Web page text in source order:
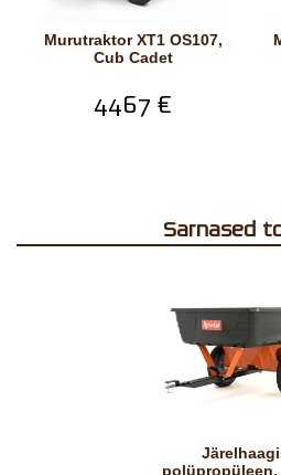
Murutraktor XT1 OS107,
Cub Cadet
4467 €
Sarnased
Järelhaagis,
polüpropüleen,